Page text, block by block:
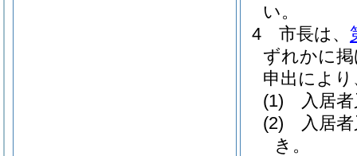
い。
4
市長は、
ずれかに
申出によ
(1)
入居
(2)
入居
き。